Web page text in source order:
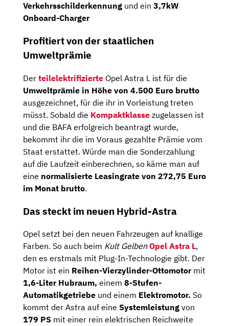
Verkehrsschilderkennung und ein 3,7kW
Onboard-Charger
Profitiert von der staatlichen
Umweltprämie
Der teilelektrifizierte Opel Astra L ist für die
Umweltprämie in Höhe von 4.500 Euro brutto
ausgezeichnet, für die ihr in Vorleistung treten
müsst. Sobald die Kompaktklasse zugelassen ist
und die BAFA erfolgreich beantragt wurde,
bekommt ihr die im Voraus gezahlte Prämie vom
Staat erstattet. Würde man die Sonderzahlung
auf die Laufzeit einberechnen, so käme man auf
eine normalisierte Leasingrate von 272,75 Euro
im Monat brutto.
Das steckt im neuen Hybrid-Astra
Opel setzt bei den neuen Fahrzeugen auf knallige
Farben. So auch beim Kult Gelben Opel Astra L,
den es erstmals mit Plug-In-Technologie gibt. Der
Motor ist ein Reihen-Vierzylinder-Ottomotormit
1,6-Liter Hubraum, einem 8-Stufen-
Automatikgetriebe und einem Elektromotor. So
kommt der Astra auf eine Systemleistung von
179 PS mit einer rein elektrischen Reichweite